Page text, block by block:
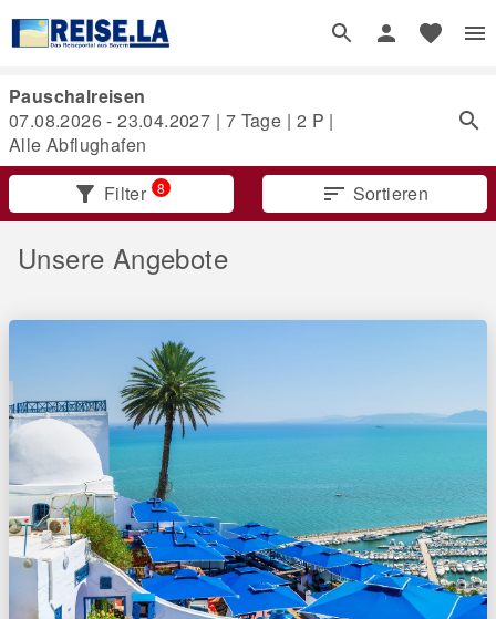
Pauschalreisen
07.08.2026 - 23.04.2027 | 7 Tage | 2 P |
Alle Abflughafen
filter_alt Filter 8 sort Sortieren
Unsere Angebote